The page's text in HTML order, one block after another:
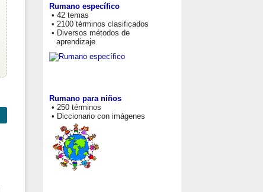
Rumano específico
• 42 temas
• 2100 términos clasificados
• Diversos métodos de
aprendizaje
Rumano para niños
• 250 términos
• Diccionario con imágenes